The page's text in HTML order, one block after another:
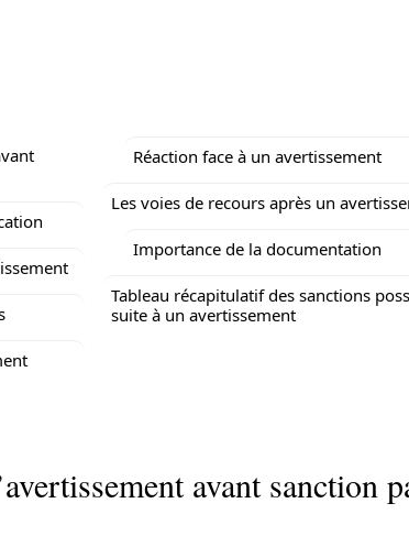
Réaction face à un avertissement
Les voies de recours après un
Importance de la documentation
Tableau récapitulatif des sanctions
suite à un avertissement
avant sanction